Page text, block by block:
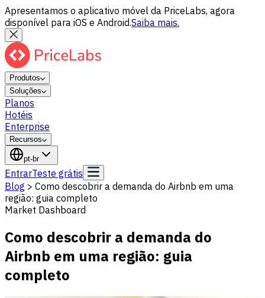
Apresentamos o aplicativo móvel da PriceLabs, agora
disponível para iOS e Android.Saiba mais.
Produtos
Soluções
Planos
Hotéis
Enterprise
Recursos
pt-br
EntrarTeste grátis
Blog > Como descobrir a demanda do Airbnb em uma
região: guia completo
Market Dashboard
Como descobrir a demanda do
Airbnb em uma região: guia
completo